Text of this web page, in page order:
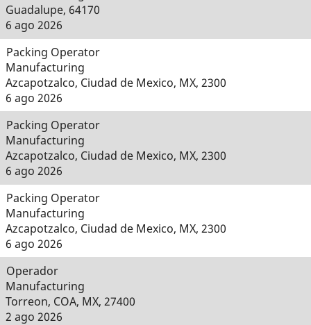
Guadalupe, 64170
6 ago 2026
Packing Operator
Manufacturing
Azcapotzalco, Ciudad de Mexico, MX, 2300
6 ago 2026
Packing Operator
Manufacturing
Azcapotzalco, Ciudad de Mexico, MX, 2300
6 ago 2026
Packing Operator
Manufacturing
Azcapotzalco, Ciudad de Mexico, MX, 2300
6 ago 2026
Operador
Manufacturing
Torreon, COA, MX, 27400
2 ago 2026